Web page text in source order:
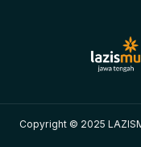
Copyright © 2025